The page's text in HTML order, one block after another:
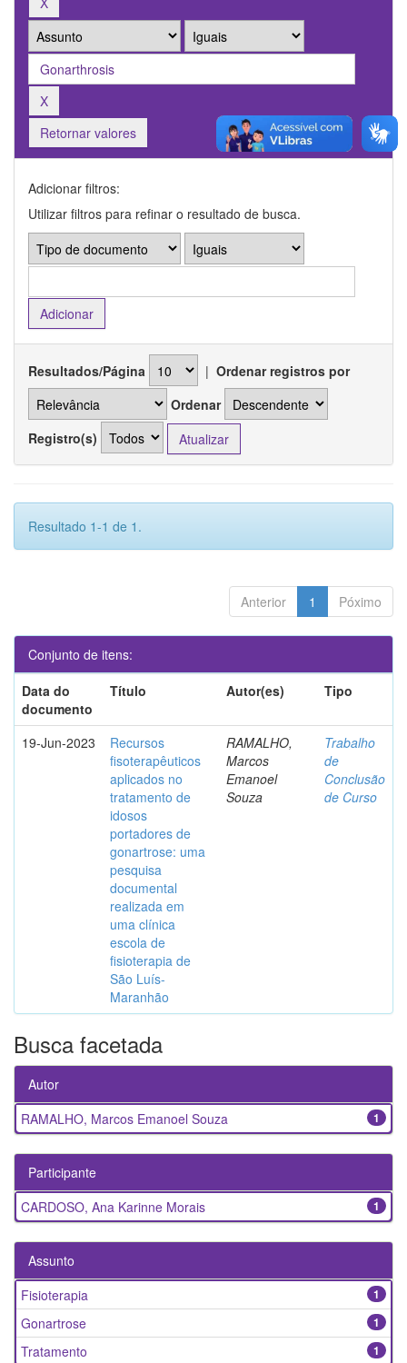
Retornar valores
Adicionar filtros:
Utilizar filtros para refinar o resultado de busca.
Resultados/Página | Ordenar registros por
Ordenar
Registro(s)
Resultado 1-1 de 1.
Anterior 1 Póximo
Conjunto de itens:
Data do
documento
Título Autor(es) Tipo
19-Jun-2023
Recursos
fisoterapêuticos
aplicados no
tratamento de
idosos
portadores de
gonartrose: uma
pesquisa
documental
realizada em
uma clínica
escola de
fisioterapia de
São Luís-
Maranhão
RAMALHO,
Marcos
Emanoel
Souza
Trabalho
de
Conclusão
de Curso
Busca facetada
Autor
1
RAMALHO, Marcos Emanoel Souza
Participante
1
CARDOSO, Ana Karinne Morais
Assunto
1
Fisioterapia
1
Gonartrose
1
Tratamento